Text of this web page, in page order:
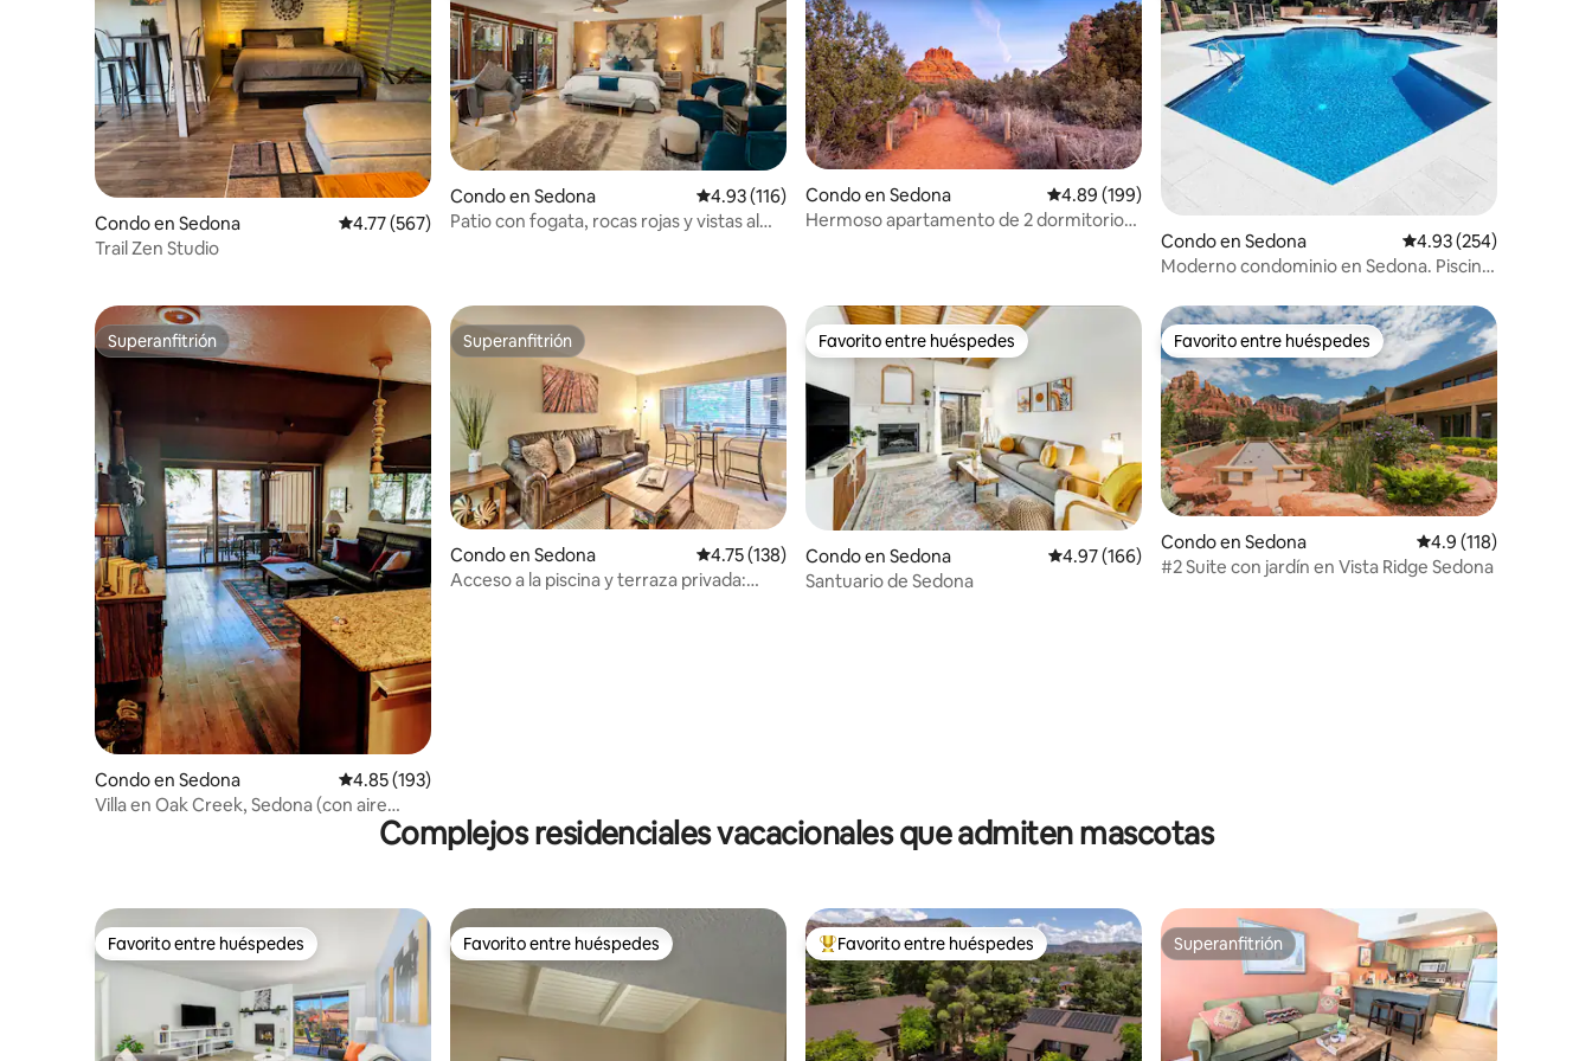
Condo en Sedona Calificación promedio: 4.77 de 5, 567 reseñas
4.77 (567)
Trail Zen Studio
Condo en Sedona Calificación promedio: 4.93 de 5, 116 reseñas
4.93 (116)
Patio con fogata, rocas rojas y vistas al
Condo en Sedona Calificación promedio: 4.89 de 5, 199 reseñas
4.89 (199)
Hermoso apartamento de 2 dormitorios,
Condo en Sedona Calificación promedio:
4.93 (254)
Moderno condominio en Sedona. Piscina,
Superanfitrión
Superanfitrión
Condo en Sedona Calificación promedio: 4.85 de 5, 193 reseñas
4.85 (193)
Villa en Oak Creek, Sedona (con aire
Superanfitrión
Superanfitrión
Condo en Sedona Calificación promedio: 4.75 de 5, 138 reseñas
4.75 (138)
Acceso a la piscina y terraza privada:
Favorito entre huéspedes
Favorito entre huéspedes
Condo en Sedona Calificación promedio: 4.97 de 5, 166 reseñas
4.97 (166)
Santuario de Sedona
Favorito entre huéspedes
Favorito entre huéspedes
Condo en Sedona Calificación
4.9 (118)
#2 Suite con jardín en Vista Ridge Sedona
Complejos residenciales vacacionales que admiten mascotas
Favorito entre huéspedes
Favorito entre huéspedes Favorito entre huéspedes
Favorito entre huéspedes Favorito entre huéspedes preferido
Favorito entre huéspedes Superanfitrión
Superanfitrión